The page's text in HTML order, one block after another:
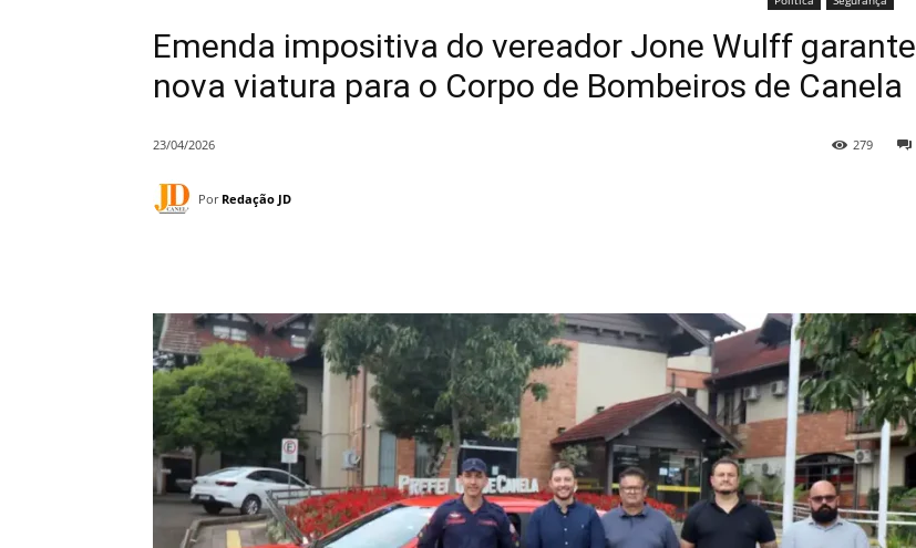
Emenda impositiva do vereador Jone Wulff garante
nova viatura para o Corpo de Bombeiros de Canela
23/04/2026 279
Por Redação JD